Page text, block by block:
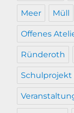
Meer Müll
Offenes
Ründeroth
Schulprojekt